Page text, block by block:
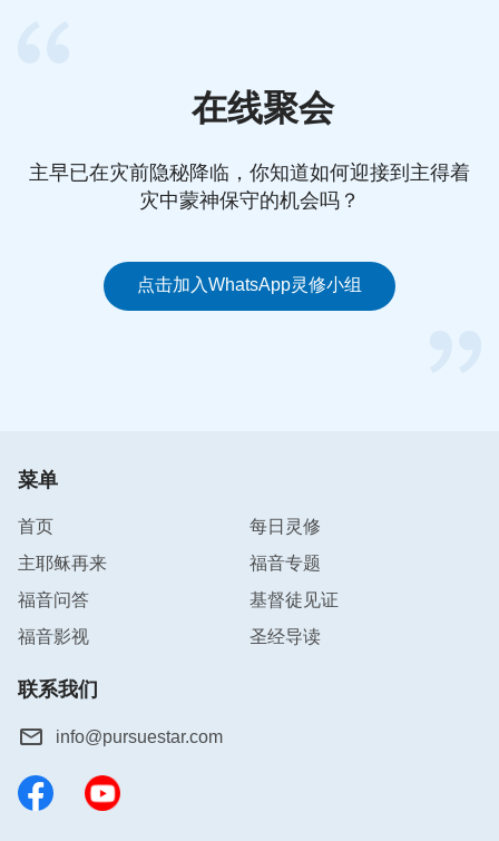
要学会查找自己身上存在的问题，当我们对自己有认
识了，成见自然消减了许多。
在这方面我深有体会，如：和我一起配搭的姊妹多次
给我提缺欠，指出我在教会工作上没有负担，可我不
跟我过不去，还对姊妹产生成见，不想和姊妹在一起
做事工了。过后通过寻求，我才认识到自己不接受别
妹敞开亮相自己的败坏，使我们之间达到和谐配搭，
这样既有利于教会工作，还能让我们得着真理。于是
我就按着神的要求去实行，没想到当我这样实行的时
候，姊妹也认识自己的缺少，最后我们彼此心灵达到
以上四条实行原则，是我自己在经历当中的一点体
会。我们只有按照神的教导公平对待每一个人，让身
边的人得益处，我们才能活出真正人的样式，达到荣
在线聚会
主早已在灾前隐秘降临，你知道如何迎接到主得着
灾中蒙神保守的机会吗？
点击加入WhatsApp灵修小组
菜单
首页
每日灵修
主耶稣再来
福音专题
福音问答
基督徒见证
福音影视
圣经导读
联系我们
info@pursuestar.com